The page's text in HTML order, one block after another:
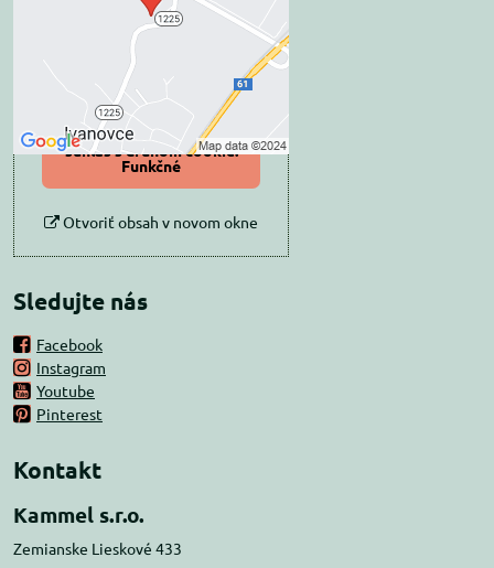
Prajete si načítať externý obsah?
Povoliť tentokrát
Povoliť a zapamätať -
súhlas s druhom cookie:
Funkčné
Otvoriť obsah v novom okne
Sledujte nás
Facebook
Instagram
Youtube
Pinterest
Kontakt
Kammel s.r.o.
Zemianske Lieskové 433